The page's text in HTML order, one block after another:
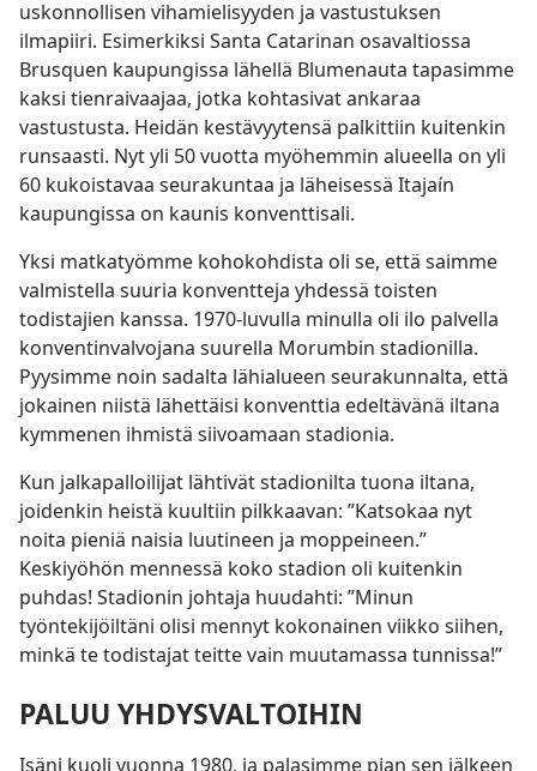
uskonnollisen vihamielisyyden ja vastustuksen
ilmapiiri. Esimerkiksi Santa Catarinan osavaltiossa
Brusquen kaupungissa lähellä Blumenauta tapasimme
kaksi tienraivaajaa, jotka kohtasivat ankaraa
vastustusta. Heidän kestävyytensä palkittiin kuitenkin
runsaasti. Nyt yli 50 vuotta myöhemmin alueella on yli
60 kukoistavaa seurakuntaa ja läheisessä Itajaín
kaupungissa on kaunis konventtisali.
Yksi matkatyömme kohokohdista oli se, että saimme
valmistella suuria konventteja yhdessä toisten
todistajien kanssa. 1970-luvulla minulla oli ilo palvella
konventinvalvojana suurella Morumbin stadionilla.
Pyysimme noin sadalta lähialueen seurakunnalta, että
jokainen niistä lähettäisi konventtia edeltävänä iltana
kymmenen ihmistä siivoamaan stadionia.
Kun jalkapalloilijat lähtivät stadionilta tuona iltana,
joidenkin heistä kuultiin pilkkaavan: ”Katsokaa nyt
noita pieniä naisia luutineen ja moppeineen.”
Keskiyöhön mennessä koko stadion oli kuitenkin
puhdas! Stadionin johtaja huudahti: ”Minun
työntekijöiltäni olisi mennyt kokonainen viikko siihen,
minkä te todistajat teitte vain muutamassa tunnissa!”
PALUU YHDYSVALTOIHIN
Isäni kuoli vuonna 1980, ja palasimme pian sen jälkeen